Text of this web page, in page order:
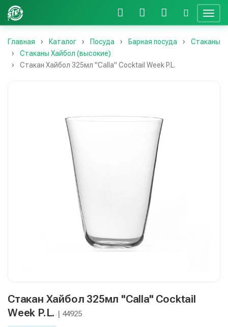
Главная Каталог Посуда Барная посуда
Стаканы
Стаканы Хайбол (высокие)
Стакан Хайбол 325мл "Calla" Cocktail Week P.L.
Стакан Хайбол 325мл "Calla" Cocktail
Week P.L.
| 44925